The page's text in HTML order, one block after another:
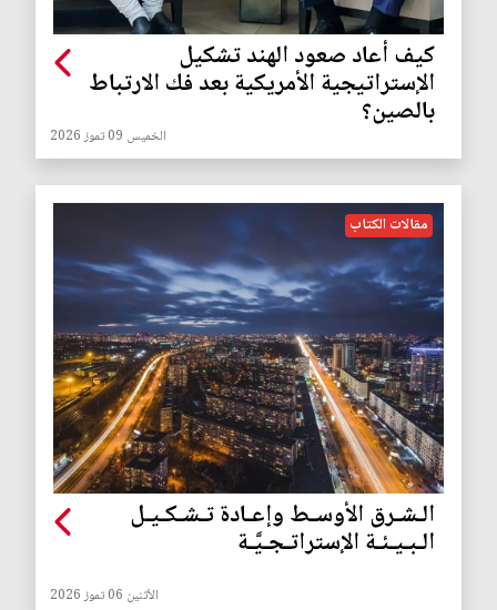
كيف أعاد صعود الهند تشكيل
الإستراتيجية الأمريكية بعد فك الارتباط
بالصين؟
الخميس 09 تموز 2026
مقالات الكتاب
الـشـرق الأوسـط وإعـادة تـشـكـيـل
الـبـيـئـة الإستراتـجـيَّـة
الأثنين 06 تموز 2026